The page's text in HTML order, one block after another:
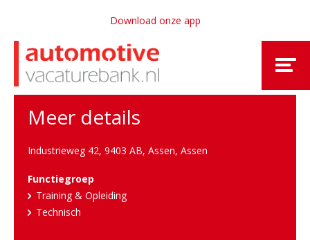
Download onze app
Meer details
Industrieweg 42, 9403 AB, Assen, Assen
Functiegroep
Training & Opleiding
Technisch